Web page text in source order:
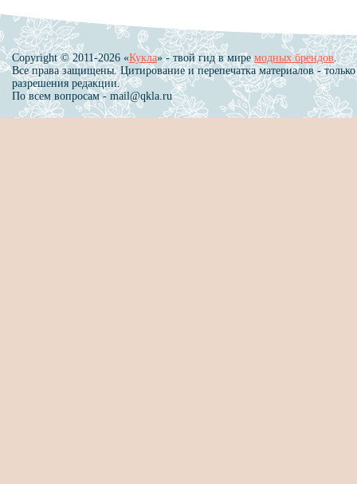
Copyright © 2011-2026 «Кукла» - твой гид в миремодных брендов.
Все права защищены. Цитирование и перепечатка материалов - только
разрешения редакции.
По всем вопросам - mail@qkla.ru